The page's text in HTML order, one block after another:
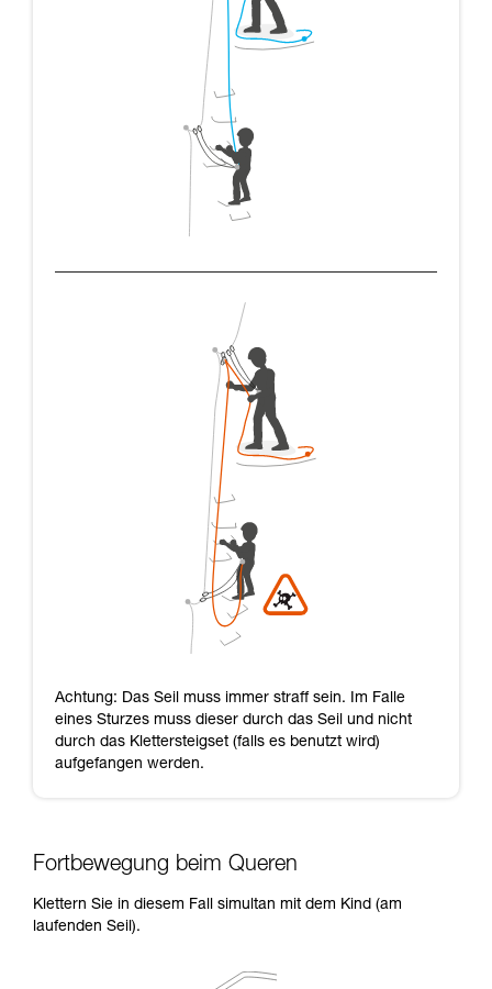
Achtung: Das Seil muss immer straff sein. Im Falle
eines Sturzes muss dieser durch das Seil und nicht
durch das Klettersteigset (falls es benutzt wird)
aufgefangen werden.
Fortbewegung beim Queren
Klettern Sie in diesem Fall simultan mit dem Kind (am
laufenden Seil).